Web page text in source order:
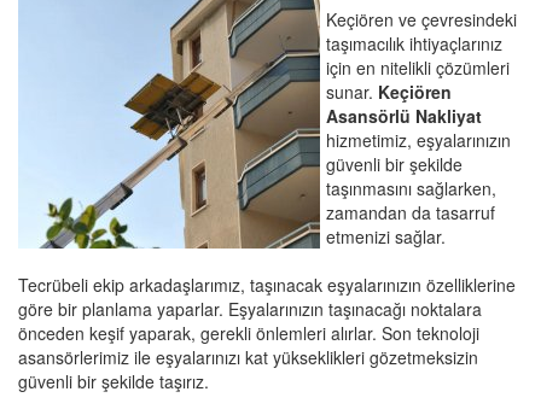
Keçiören ve çevresindeki
taşımacılık ihtiyaçlarınız
için en nitelikli çözümleri
sunar. Keçiören
Asansörlü Nakliyat
hizmetimiz, eşyalarınızın
güvenli bir şekilde
taşınmasını sağlarken,
zamandan da tasarruf
etmenizi sağlar.
Tecrübeli ekip arkadaşlarımız, taşınacak eşyalarınızın özelliklerine
göre bir planlama yaparlar. Eşyalarınızın taşınacağı noktalara
önceden keşif yaparak, gerekli önlemleri alırlar. Son teknoloji
asansörlerimiz ile eşyalarınızı kat yükseklikleri gözetmeksizin
güvenli bir şekilde taşırız.